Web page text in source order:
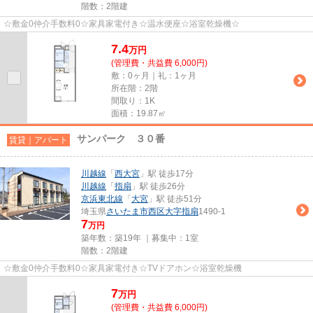
階数：2階建
☆敷金0仲介手数料0☆家具家電付き☆温水便座☆浴室乾燥機☆
7.4万円
(管理費・共益費 6,000円)
敷：0ヶ月｜礼：1ヶ月
所在階：2階
間取り：1K
面積：19.87㎡
賃貸｜アパート サンパーク ３０番
川越線 「 西大宮 」駅 徒歩17分
川越線 「 指扇 」駅 徒歩26分
京浜東北線 「 大宮 」駅 徒歩51分
埼玉県さいたま市西区大字指扇1490-1
7万円
築年数：築19年 ｜募集中： 1室
階数：2階建
☆敷金0仲介手数料0☆家具家電付き☆TVドアホン☆浴室乾燥機
7万円
(管理費・共益費 6,000円)